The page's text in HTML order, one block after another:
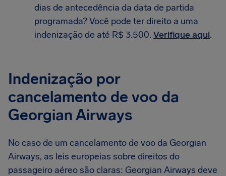
dias de antecedência da data de partida
programada? Você pode ter direito a uma
indenização de até R$ 3.500. Verifique aqui.
Indenização por
cancelamento de voo da
Georgian Airways
No caso de um cancelamento de voo da Georgian
Airways, as leis europeias sobre direitos do
passageiro aéreo são claras: Georgian Airways deve